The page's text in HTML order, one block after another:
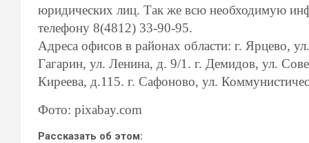
юридических лиц. Так же всю необходимую
телефону 8(4812) 33-90-95.
Адреса офисов в районах области: г. Ярцево,
Гагарин, ул. Ленина, д. 9/1. г. Демидов, ул.
Киреева, д.115. г. Сафоново, ул.
Фото: pixabay.com
Рассказать об этом: